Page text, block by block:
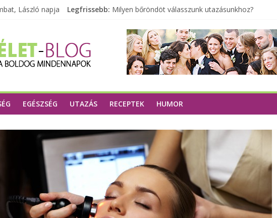
László napja Legfrissebb: Milyen bőröndöt válasszunk utazásunkhoz?
Tartalék ajándék, amit szívesen megtartasz
Különleges tömörfa ládák Indiából
A zöld forradalom: A mosó- és parfümtermékek
EGÉSZSÉG UTAZÁS RECEPTEK HUMOR